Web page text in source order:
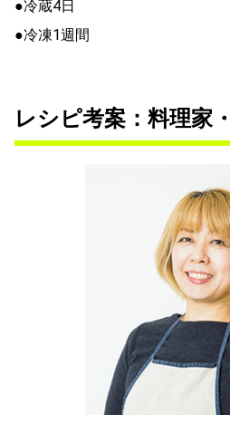
●冷蔵4日
●冷凍1週間
レシピ考案：料理家